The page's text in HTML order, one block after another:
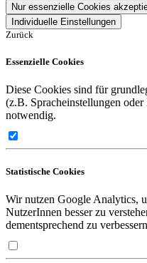
Nur essenzielle Cookies
Individuelle Einstellungen
Zurück
Essenzielle Cookies
Diese Cookies sind für
(z.B. Spracheinstellungen
notwendig.
Statistische Cookies
Wir nutzen Google Analytics,
NutzerInnen besser zu
dementsprechend zu